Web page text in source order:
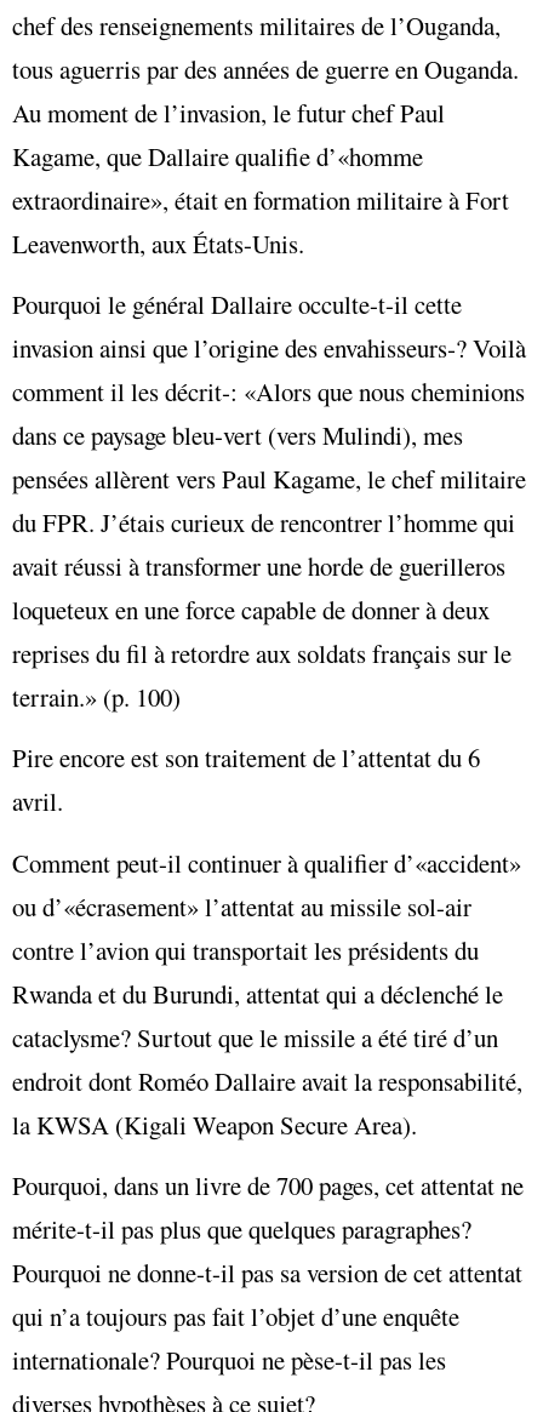
chef des renseignements militaires de l’Ouganda,
tous aguerris par des années de guerre en Ouganda.
Au moment de l’invasion, le futur chef Paul
Kagame, que Dallaire qualifie d’«homme
extraordinaire», était en formation militaire à Fort
Leavenworth, aux États-Unis.
Pourquoi le général Dallaire occulte-t-il cette
invasion ainsi que l’origine des envahisseurs‑? Voilà
comment il les décrit‑: «Alors que nous cheminions
dans ce paysage bleu-vert (vers Mulindi), mes
pensées allèrent vers Paul Kagame, le chef militaire
du FPR. J’étais curieux de rencontrer l’homme qui
avait réussi à transformer une horde de guerilleros
loqueteux en une force capable de donner à deux
reprises du fil à retordre aux soldats français sur le
terrain.» (p. 100)
Pire encore est son traitement de l’attentat du 6
avril.
Comment peut-il continuer à qualifier d’«accident»
ou d’«écrasement» l’attentat au missile sol-air
contre l’avion qui transportait les présidents du
Rwanda et du Burundi, attentat qui a déclenché le
cataclysme? Surtout que le missile a été tiré d’un
endroit dont Roméo Dallaire avait la responsabilité,
la KWSA (Kigali Weapon Secure Area).
Pourquoi, dans un livre de 700 pages, cet attentat ne
mérite-t-il pas plus que quelques paragraphes?
Pourquoi ne donne-t-il pas sa version de cet attentat
qui n’a toujours pas fait l’objet d’une enquête
internationale? Pourquoi ne pèse-t-il pas les
diverses hypothèses à ce sujet?